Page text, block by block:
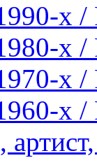
х /
х /
х /
х /